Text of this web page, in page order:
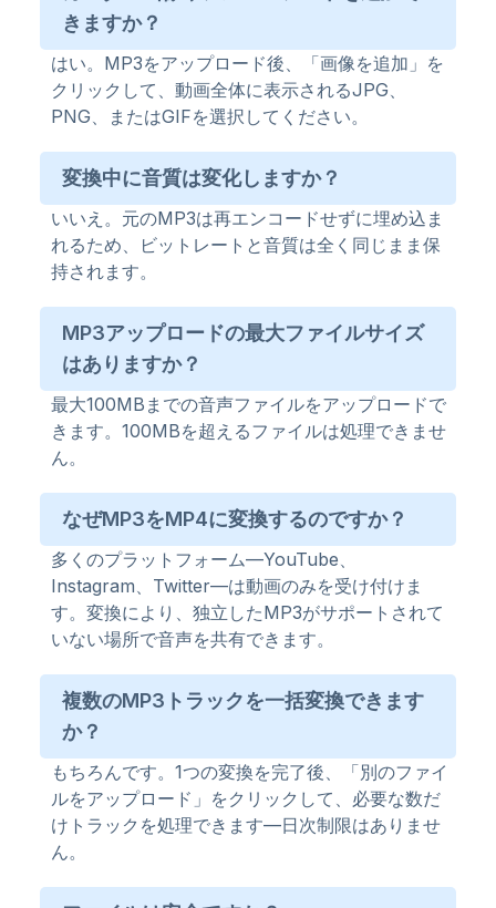
きますか？
はい。MP3をアップロード後、「画像を追加」を
クリックして、動画全体に表示されるJPG、
PNG、またはGIFを選択してください。
変換中に音質は変化しますか？
いいえ。元のMP3は再エンコードせずに埋め込ま
れるため、ビットレートと音質は全く同じまま保
持されます。
MP3アップロードの最大ファイルサイズ
はありますか？
最大100MBまでの音声ファイルをアップロードで
きます。100MBを超えるファイルは処理できませ
ん。
なぜMP3をMP4に変換するのですか？
多くのプラットフォーム—YouTube、
Instagram、Twitter—は動画のみを受け付けま
す。変換により、独立したMP3がサポートされて
いない場所で音声を共有できます。
複数のMP3トラックを一括変換できます
か？
もちろんです。1つの変換を完了後、「別のファイ
ルをアップロード」をクリックして、必要な数だ
けトラックを処理できます—日次制限はありませ
ん。